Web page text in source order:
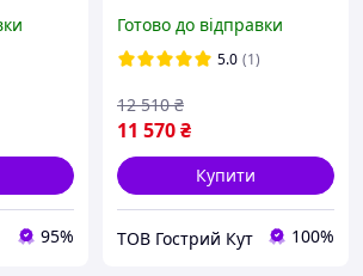
95%
Готово до відправки
5.0 (1)
11 570₴
12 510 ₴
Купити
ТОВ Гострий Кут 100%